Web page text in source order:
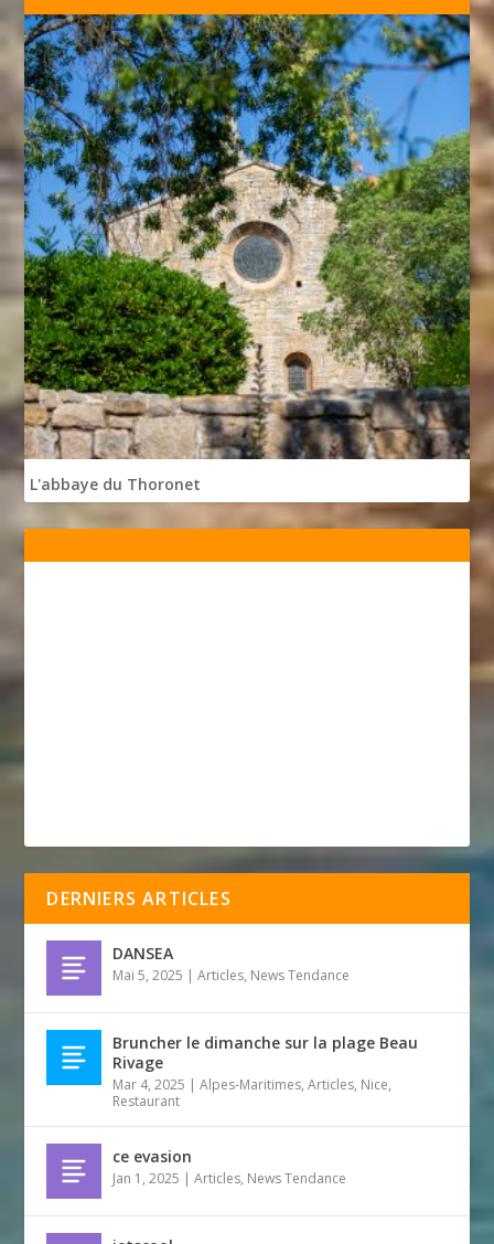
L'abbaye du Thoronet
DERNIERS ARTICLES
DANSEA
Mai 5, 2025 |Articles, News Tendance
Bruncher le dimanche sur la plage Beau
Rivage
Mar 4, 2025 |Alpes-Maritimes,Articles, Nice,
Restaurant
ce evasion
Jan 1, 2025 |Articles, News Tendance